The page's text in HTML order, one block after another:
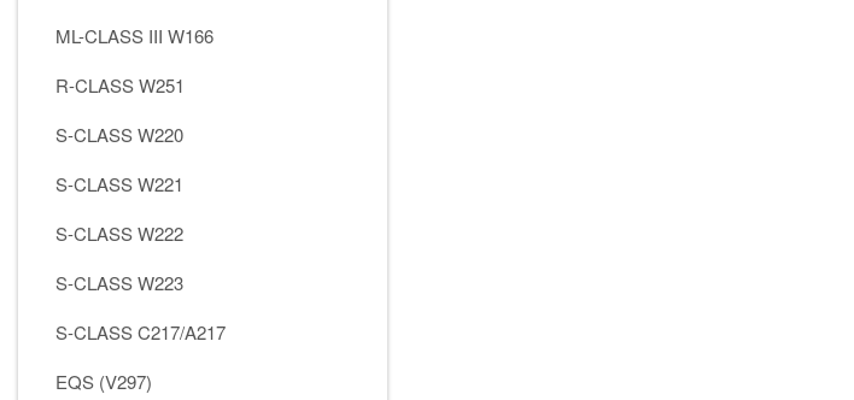
ML-CLASS III W166
R-CLASS W251
S-CLASS W220
S-CLASS W221
S-CLASS W222
S-CLASS W223
S-CLASS C217/A217
EQS (V297)